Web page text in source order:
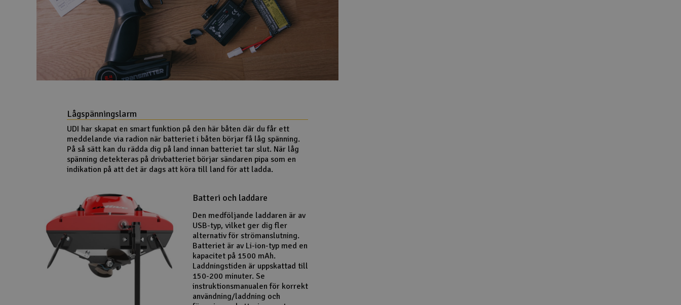
Lågspänningslarm
UDI har skapat en smart funktion på den här båten där du får ett
meddelande via radion när batteriet i båten börjar få låg spänning.
På så sätt kan du rädda dig på land innan batteriet tar slut. När låg
spänning detekteras på drivbatteriet börjar sändaren pipa som en
indikation på att det är dags att köra till land för att ladda.
Batteri och laddare
Den medföljande laddaren är av
USB-typ, vilket ger dig fler
alternativ för strömanslutning.
Batteriet är av Li-ion-typ med en
kapacitet på 1500 mAh.
Laddningstiden är uppskattad till
150-200 minuter. Se
instruktionsmanualen för korrekt
användning/laddning och